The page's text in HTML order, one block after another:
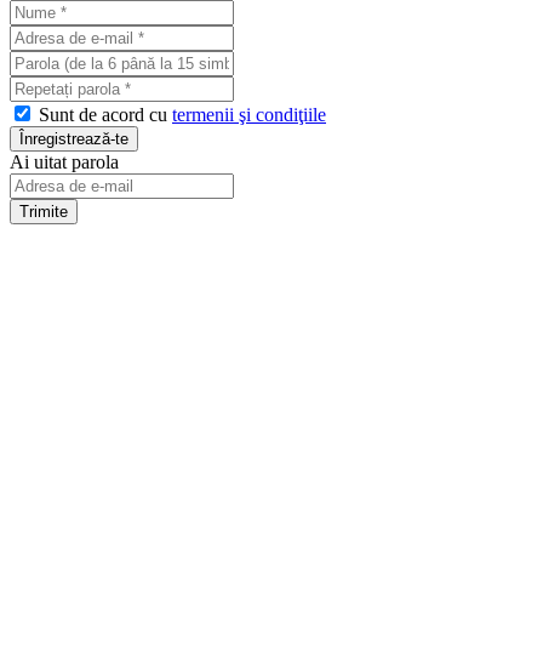
Sunt de acord cu termenii şi condiţiile
Ai uitat parola